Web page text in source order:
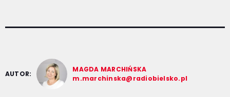
AUTOR:
MAGDA MARCHIŃSKA
m.marchinska@radiobielsko.pl